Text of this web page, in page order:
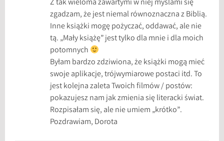
r
o
d
z
i
n
y
Z tak wieloma zawartymi w niej myślami się
zgadzam, że jest niemal równoznaczna z Biblią.
Inne książki mogę pożyczać, oddawać, ale nie
tą. „Mały książę” jest tylko dla mnie i dla moich
potomnych
Byłam bardzo zdziwiona, że książki mogą mieć
swoje aplikacje, trójwymiarowe postaci itd. To
jest kolejna zaleta Twoich filmów / postów:
pokazujesz nam jak zmienia się literacki świat.
Rozpisałam się, ale nie umiem „krótko”.
Pozdrawiam, Dorota